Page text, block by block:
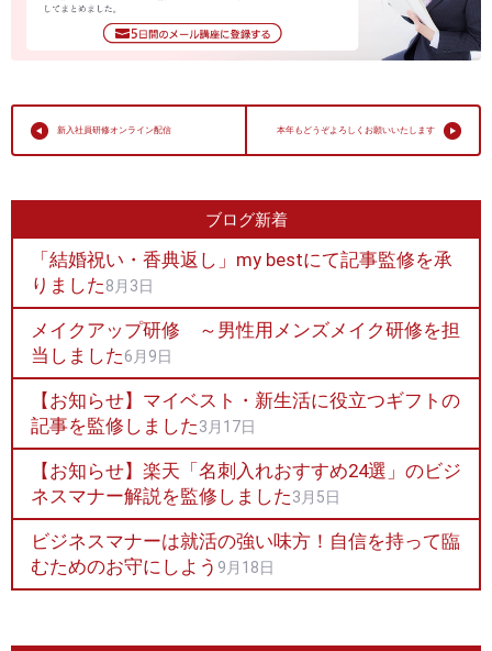
新入社員研修オンライン配信 本年もどうぞよろしくお願いいたします
ブログ新着
「結婚祝い・香典返し」my bestにて記事監修を承
りました8月3日
メイクアップ研修 ～男性用メンズメイク研修を担
当しました6月9日
【お知らせ】マイベスト・新生活に役立つギフトの
記事を監修しました3月17日
【お知らせ】楽天「名刺入れおすすめ24選」のビジ
ネスマナー解説を監修しました3月5日
ビジネスマナーは就活の強い味方！自信を持って臨
むためのお守にしよう 9月18日